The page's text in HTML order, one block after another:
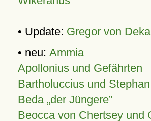
• Update: Gregor von
• neu: Ammia
Apollonius und Gefährten
Bartholuccius und Stephan
Beda „der Jüngere”
Beocca von Chertsey und